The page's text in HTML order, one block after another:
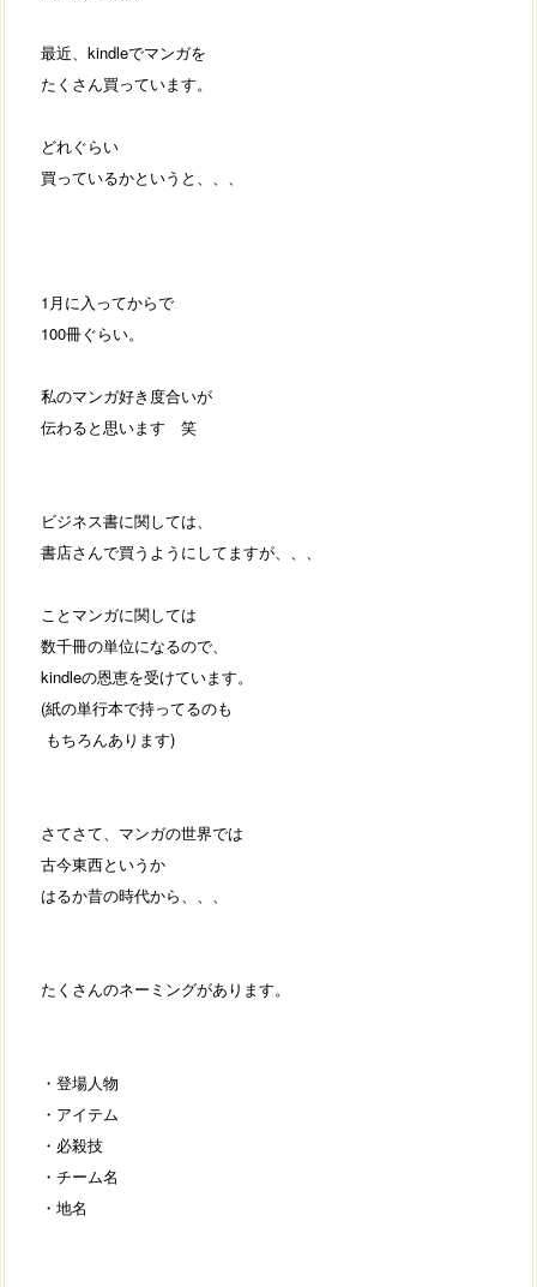
最近、kindleでマンガを
たくさん買っています。
どれぐらい
買っているかというと、、、
1月に入ってからで
100冊ぐらい。
私のマンガ好き度合いが
伝わると思います 笑
ビジネス書に関しては、
書店さんで買うようにしてますが、、、
ことマンガに関しては
数千冊の単位になるので、
kindleの恩恵を受けています。
(紙の単行本で持ってるのも
もちろんあります)
さてさて、マンガの世界では
古今東西というか
はるか昔の時代から、、、
たくさんのネーミングがあります。
・登場人物
・アイテム
・必殺技
・チーム名
・地名